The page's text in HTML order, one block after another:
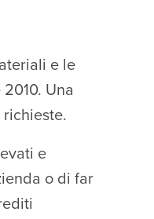
e le
Una
e
o di far